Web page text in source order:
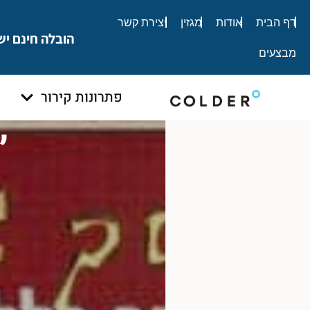
דף הבית
אודות מגזין יצירת קשר
מבצעים
הובלה חינם
פתרונות קירור